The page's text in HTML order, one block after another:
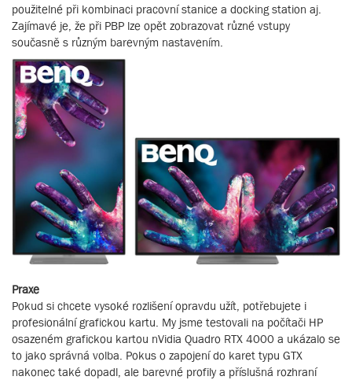
použitelné při kombinaci pracovní stanice a docking station aj.
Zajímavé je, že při PBP lze opět zobrazovat různé vstupy
současně s různým barevným nastavením.
Praxe
Pokud si chcete vysoké rozlišení opravdu užít, potřebujete i
profesionální grafickou kartu. My jsme testovali na počítači HP
osazeném grafickou kartou nVidia Quadro RTX 4000 a ukázalo se
to jako správná volba. Pokus o zapojení do karet typu GTX
nakonec také dopadl, ale barevné profily a příslušná rozhraní